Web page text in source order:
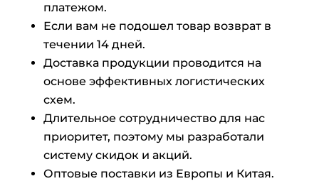
платежом.
Если вам не подошел товар возврат в
течении 14 дней.
Доставка продукции проводится на
основе эффективных логистических
схем.
Длительное сотрудничество для нас
приоритет, поэтому мы разработали
систему скидок и акций.
Оптовые поставки из Европы и Китая.